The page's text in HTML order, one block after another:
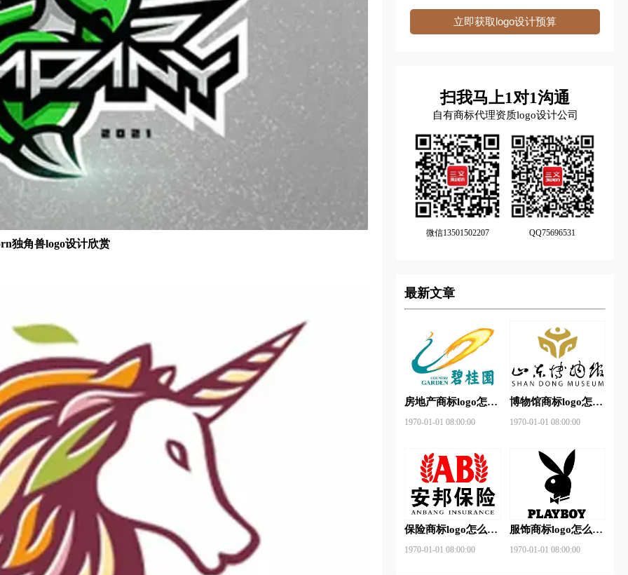
独角兽logo设计欣赏
立即获取logo设计预算
扫我马上1对1沟通
自有商标代理资质logo设计公司
微信13501502207 QQ75696531
最新文章
房地产商标logo怎么
地品牌logo设计
1970-01-01 08:00:00
博物馆商标logo怎么
首都博物馆品牌logo
1970-01-01 08:00:00
保险商标logo怎么
保险品牌logo设计
1970-01-01 08:00:00
服饰商标logo怎么
品牌logo设计
1970-01-01 08:00:00